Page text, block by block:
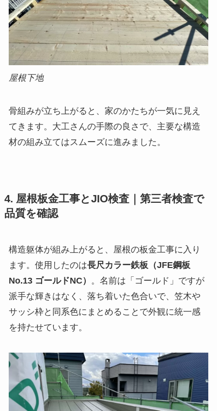
屋根下地
骨組みが立ち上がると、家のかたちが一気に見え
てきます。大工さんの手際の良さで、主要な構造
材の組み立てはスムーズに進みました。
4. 屋根板金工事とJIO検査｜第三者検査で
品質を確認
構造躯体が組み上がると、屋根の板金工事に入り
ます。使用したのは長尺カラー鉄板（JFE鋼板
No.13 ゴールドNC）
。名前は「ゴールド」ですが
派手な輝きはなく、落ち着いた色合いで、笠木や
サッシ枠と同系色にまとめることで外観に統一感
を持たせています。